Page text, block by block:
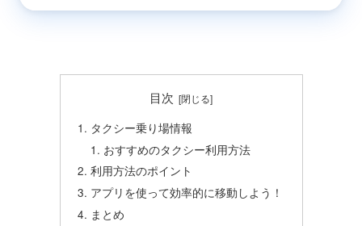
目次
タクシー乗り場情報
おすすめのタクシー利用方法
利用方法のポイント
アプリを使って効率的に移動しよう！
まとめ